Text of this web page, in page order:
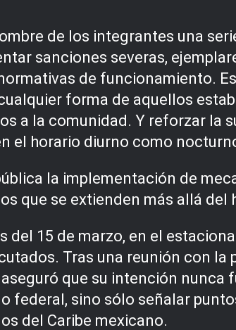
de los integrantes una
sanciones severas,
de funcionamiento.
forma de aquellos
a la comunidad. Y reforzar la
el horario diurno como
la implementación de
que se extienden más allá del
15 de marzo, en el
Tras una reunión con la
que su intención nunca
federal, sino sólo señalar
del Caribe mexicano.